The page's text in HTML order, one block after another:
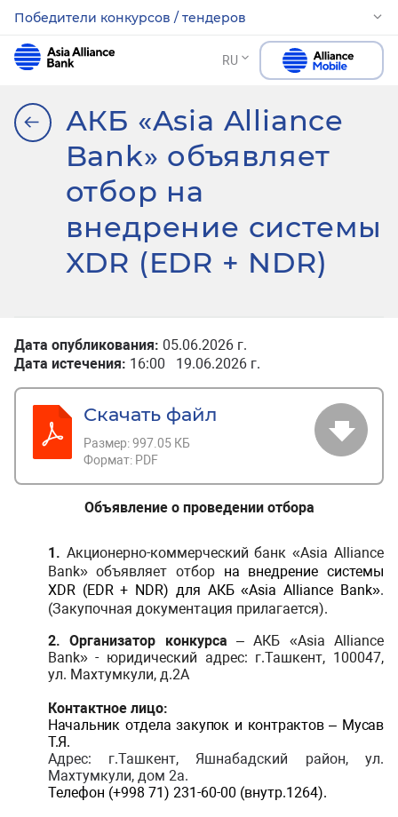
Победители конкурсов / тендеров
RU
АКБ «Asia Alliance
Bank» объявляет
отбор на
внедрение системы
XDR (EDR + NDR)
Дата опубликования: 05.06.2026 г.
Дата истечения: 16:00 19.06.2026 г.
Скачать файл
Размер:997.05 КБ
Формат: PDF
Объявление о проведении отбора
1. Акционерно-коммерческий банк «Asia Alliance
Bank» объявляет отбор на внедрение системы
XDR (EDR + NDR) для АКБ «Asia Alliance Bank».
(Закупочная документация прилагается).
2.Организатор конкурса – АКБ «Asia Alliance
Bank» - юридический адрес: г.Ташкент, 100047,
ул. Махтумкули, д.2А
Контактное лицо:
Начальник отдела закупок и контрактов – Мусав
Т.Я.
Адрес: г.Ташкент, Яшнабадский район, ул.
Махтумкули, дом 2а.
Телефон (+998 71) 231-60-00 (внутр.1264).